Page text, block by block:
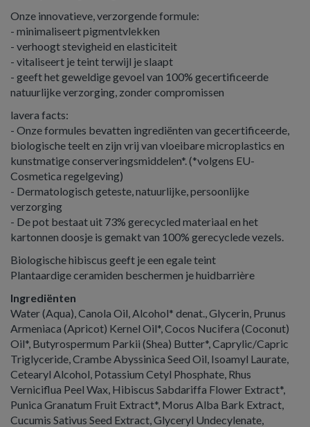
Onze innovatieve, verzorgende formule:
- minimaliseert pigmentvlekken
- verhoogt stevigheid en elasticiteit
- vitaliseert je teint terwijl je slaapt
- geeft het geweldige gevoel van 100% gecertificeerde
natuurlijke verzorging, zonder compromissen
lavera facts:
- Onze formules bevatten ingrediënten van gecertificeerde,
biologische teelt en zijn vrij van vloeibare microplastics en
kunstmatige conserveringsmiddelen*. (*volgens EU-
Cosmetica regelgeving)
- Dermatologisch geteste, natuurlijke, persoonlijke
verzorging
- De pot bestaat uit 73% gerecycled materiaal en het
kartonnen doosje is gemakt van 100% gerecyclede vezels.
Biologische hibiscus geeft je een egale teint
Plantaardige ceramiden beschermen je huidbarrière
Ingrediënten
Water (Aqua), Canola Oil, Alcohol* denat., Glycerin, Prunus
Armeniaca (Apricot) Kernel Oil*, Cocos Nucifera (Coconut)
Oil*, Butyrospermum Parkii (Shea) Butter*, Caprylic/Capric
Triglyceride, Crambe Abyssinica Seed Oil, Isoamyl Laurate,
Cetearyl Alcohol, Potassium Cetyl Phosphate, Rhus
Verniciflua Peel Wax, Hibiscus Sabdariffa Flower Extract*,
Punica Granatum Fruit Extract*, Morus Alba Bark Extract,
Cucumis Sativus Seed Extract, Glyceryl Undecylenate,